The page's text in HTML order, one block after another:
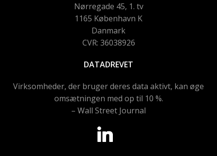
Nørregade 45, 1. tv
1165 København K
Danmark
CVR: 36038926
DATADREVET
Virksomheder, der bruger deres data aktivt, kan øge
omsætningen med op til 10 %.
– Wall Street Journal